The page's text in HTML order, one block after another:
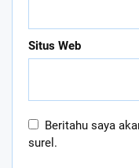
Situs Web
Beritahu saya
surel.